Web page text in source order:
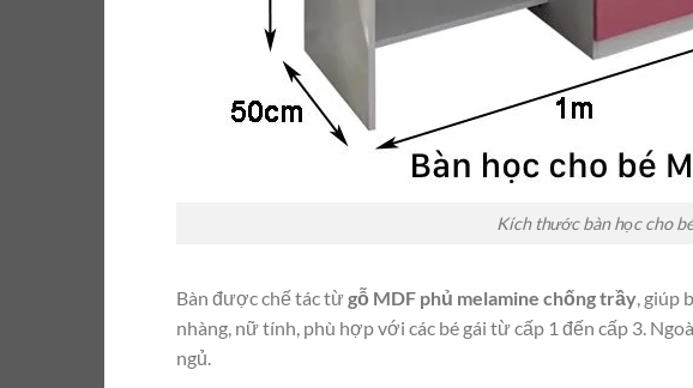
Kích thước bàn học cho
Bàn được chế tác từgỗ MDF phủ melamine chống trầy, giúp
nhàng, nữ tính, phù hợp với các bé gái từ cấp 1 đến cấp 3.
ngủ.